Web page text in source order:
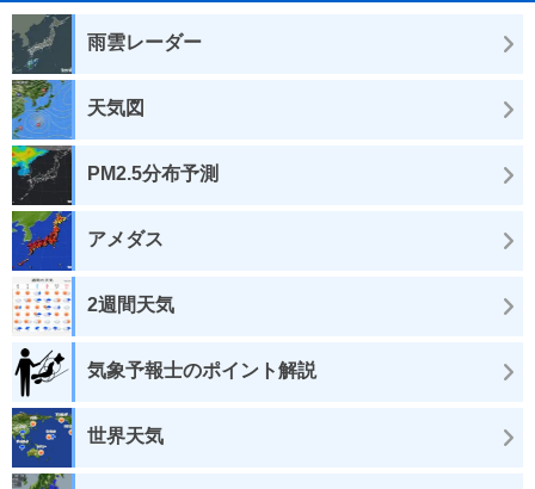
雨雲レーダー
天気図
PM2.5分布予測
アメダス
2週間天気
気象予報士のポイント解説
世界天気